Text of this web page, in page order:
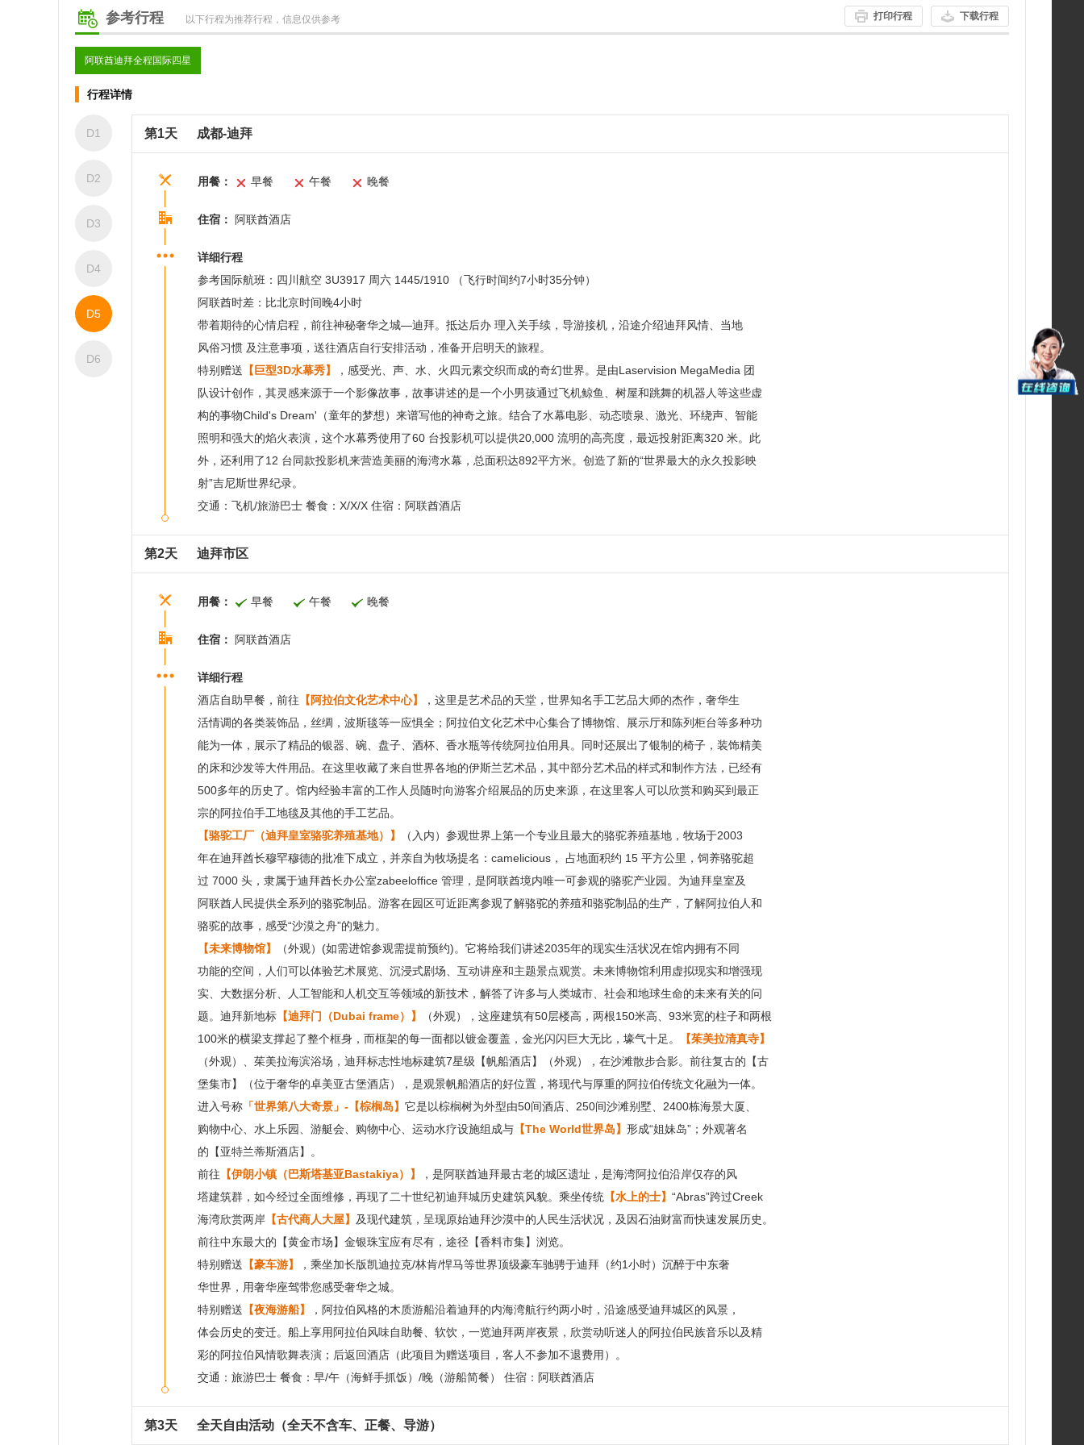
打印行程 下载行程
参考行程 以下行程为推荐行程，信息仅供参考
阿联酋迪拜全程国际四星
行程详情
D1
D2
D3
D4
D5
D6
第1天 成都-迪拜
用餐： 早餐 午餐 晚餐
住宿： 阿联酋酒店
详细行程
参考国际航班：四川航空 3U3917 周六 1445/1910 （飞行时间约7小时35分钟）
阿联酋时差：比北京时间晚4小时
带着期待的心情启程，前往神秘奢华之城—迪拜。抵达后办 理入关手续，导游接机，沿途介绍迪拜风情、当地
风俗习惯 及注意事项，送往酒店自行安排活动，准备开启明天的旅程。
特别赠送 【巨型3D水幕秀】
，感受光、声、水、火四元素交织而成的奇幻世界。是由Laservision MegaMedia 团
队设计创作，其灵感来源于一个影像故事，故事讲述的是一个小男孩通过飞机鲸鱼、树屋和跳舞的机器人等这些虚
构的事物Child's Dream'（童年的梦想）来谱写他的神奇之旅。结合了水幕电影、动态喷泉、激光、环绕声、智能
照明和强大的焰火表演，这个水幕秀使用了60 台投影机可以提供20,000 流明的高亮度，最远投射距离320 米。此
外，还利用了12 台同款投影机来营造美丽的海湾水幕，总面积达892平方米。创造了新的“世界最大的永久投影映
射”吉尼斯世界纪录。
交通：飞机/旅游巴士 餐食：X/X/X 住宿：阿联酋酒店
第2天 迪拜市区
用餐： 早餐 午餐 晚餐
住宿： 阿联酋酒店
详细行程
酒店自助早餐，前往 【阿拉伯文化艺术中心】
，这里是艺术品的天堂，世界知名手工艺品大师的杰作，奢华生
活情调的各类装饰品，丝绸，波斯毯等一应惧全；阿拉伯文化艺术中心集合了博物馆、展示厅和陈列柜台等多种功
能为一体，展示了精品的银器、碗、盘子、酒杯、香水瓶等传统阿拉伯用具。同时还展出了银制的椅子，装饰精美
的床和沙发等大件用品。在这里收藏了来自世界各地的伊斯兰艺术品，其中部分艺术品的样式和制作方法，已经有
500多年的历史了。馆内经验丰富的工作人员随时向游客介绍展品的历史来源，在这里客人可以欣赏和购买到最正
宗的阿拉伯手工地毯及其他的手工艺品。
【骆驼工厂（迪拜皇室骆驼养殖基地）】
（入内）参观世界上第一个专业且最大的骆驼养殖基地，牧场于2003
年在迪拜酋长穆罕穆德的批准下成立，并亲自为牧场提名：camelicious， 占地面积约 15 平方公里，饲养骆驼超
过 7000 头，隶属于迪拜酋长办公室zabeeloffice 管理，是阿联酋境内唯一可参观的骆驼产业园。为迪拜皇室及
阿联酋人民提供全系列的骆驼制品。游客在园区可近距离参观了解骆驼的养殖和骆驼制品的生产，了解阿拉伯人和
骆驼的故事，感受“沙漠之舟”的魅力。
【未来博物馆】
（外观）(如需进馆参观需提前预约)。它将给我们讲述2035年的现实生活状况在馆内拥有不同
功能的空间，人们可以体验艺术展览、沉浸式剧场、互动讲座和主题景点观赏。未来博物馆利用虚拟现实和增强现
实、大数据分析、人工智能和人机交互等领域的新技术，解答了许多与人类城市、社会和地球生命的未来有关的问
题。迪拜新地标 【迪拜门（Dubai frame）】
（外观），这座建筑有50层楼高，两根150米高、93米宽的柱子和两根
100米的横梁支撑起了整个框身，而框架的每一面都以镀金覆盖，金光闪闪巨大无比，壕气十足。
【茱美拉清真寺】
（外观）、茱美拉海滨浴场，迪拜标志性地标建筑7星级【帆船酒店】（外观），在沙滩散步合影。前往复古的【古
堡集市】（位于奢华的卓美亚古堡酒店），是观景帆船酒店的好位置，将现代与厚重的阿拉伯传统文化融为一体。
进入号称 「世界第八大奇景」-【棕榈岛】 它是以棕榈树为外型由50间酒店、250间沙滩别墅、2400栋海景大厦、
购物中心、水上乐园、游艇会、购物中心、运动水疗设施组成与 【The World世界岛】 形成“姐妹岛”；外观著名
的【亚特兰蒂斯酒店】。
前往 【伊朗小镇（巴斯塔基亚Bastakiya）】
，是阿联酋迪拜最古老的城区遗址，是海湾阿拉伯沿岸仅存的风
塔建筑群，如今经过全面维修，再现了二十世纪初迪拜城历史建筑风貌。乘坐传统 【水上的士】 “Abras”跨过Creek
海湾欣赏两岸 【古代商人大屋】 及现代建筑，呈现原始迪拜沙漠中的人民生活状况，及因石油财富而快速发展历史。
前往中东最大的【黄金市场】金银珠宝应有尽有，途径【香料市集】浏览。
特别赠送 【豪车游】
，乘坐加长版凯迪拉克/林肯/悍马等世界顶级豪车驰骋于迪拜（约1小时）沉醉于中东奢
华世界，用奢华座驾带您感受奢华之城。
特别赠送 【夜海游船】
，阿拉伯风格的木质游船沿着迪拜的内海湾航行约两小时，沿途感受迪拜城区的风景，
体会历史的变迁。船上享用阿拉伯风味自助餐、软饮，一览迪拜两岸夜景，欣赏动听迷人的阿拉伯民族音乐以及精
彩的阿拉伯风情歌舞表演；后返回酒店（此项目为赠送项目，客人不参加不退费用）。
交通：旅游巴士 餐食：早/午（海鲜手抓饭）/晚（游船简餐） 住宿：阿联酋酒店
第3天 全天自由活动（全天不含车、正餐、导游）